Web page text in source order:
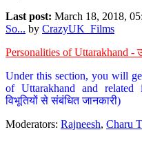
Last post: March 18, 2018,
So... by CrazyUK_Films
Personalities of Uttarakhand -
Under this section, you will
of Uttarakhand and related
विभूतियों से संबंधित जानकारी)
Moderators: Rajneesh, Charu